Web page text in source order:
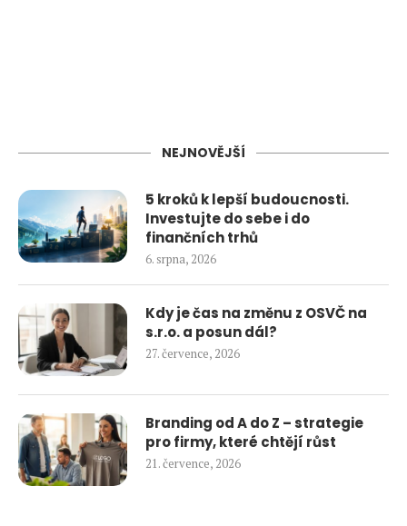
NEJNOVĚJŠÍ
5 kroků k lepší budoucnosti.
Investujte do sebe i do
finančních trhů
6. srpna, 2026
Kdy je čas na změnu z OSVČ na
s.r.o. a posun dál?
27. července, 2026
Branding od A do Z – strategie
pro firmy, které chtějí růst
21. července, 2026